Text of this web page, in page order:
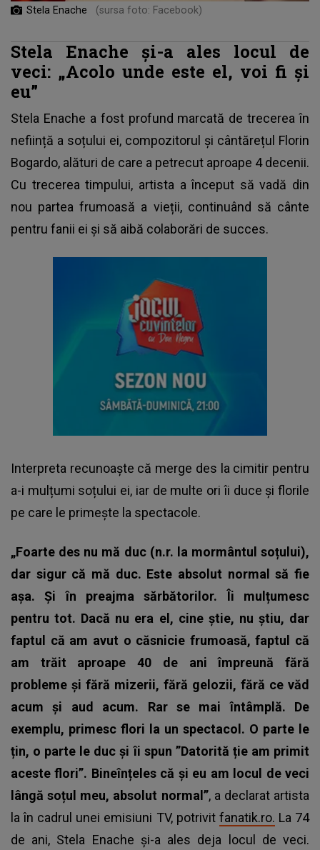
Stela Enache (sursa foto: Facebook)
Stela Enache și-a ales locul de
veci: „Acolo unde este el, voi fi și
eu”
Stela Enache a fost profund marcată de trecerea în
neființă a soțului ei, compozitorul și cântărețul Florin
Bogardo, alături de care a petrecut aproape 4 decenii.
Cu trecerea timpului, artista a început să vadă din
nou partea frumoasă a vieții, continuând să cânte
pentru fanii ei și să aibă colaborări de succes.
Interpreta recunoaște că merge des la cimitir pentru
a-i mulțumi soțului ei, iar de multe ori îi duce și florile
pe care le primește la spectacole.
„Foarte des nu mă duc (n.r. la mormântul soțului),
dar sigur că mă duc. Este absolut normal să fie
așa. Și în preajma sărbătorilor. Îi mulțumesc
pentru tot. Dacă nu era el, cine știe, nu știu, dar
faptul că am avut o căsnicie frumoasă, faptul că
am trăit aproape 40 de ani împreună fără
probleme și fără mizerii, fără gelozii, fără ce văd
acum și aud acum. Rar se mai întâmplă. De
exemplu, primesc flori la un spectacol. O parte le
țin, o parte le duc și îi spun ”Datorită ție am primit
aceste flori”. Bineînțeles că și eu am locul de veci
lângă soțul meu, absolut normal”, a declarat artista
la în cadrul unei emisiuni TV, potrivit fanatik.ro. La 74
de ani, Stela Enache și-a ales deja locul de veci.